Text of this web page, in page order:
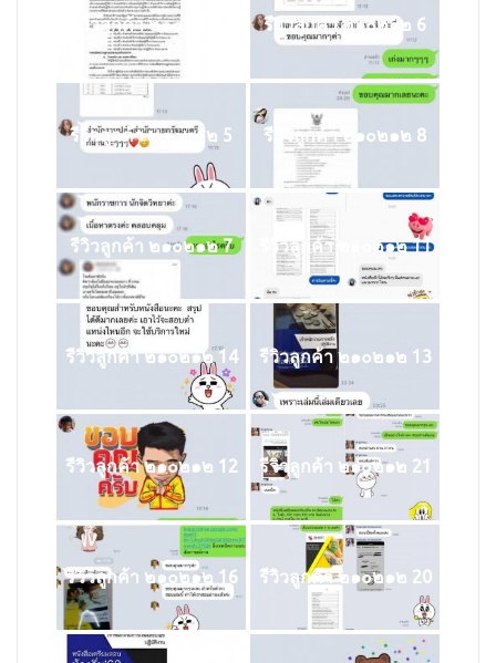
รีวิวลูกค้า ๒๑๐๒๑๒ 2 รีวิวลูกค้า ๒๑๐๒๑๒ 6
รีวิวลูกค้า ๒๑๐๒๑๒ 5 รีวิวลูกค้า ๒๑๐๒๑๒ 8
รีวิวลูกค้า ๒๑๐๒๑๒ 7 รีวิวลูกค้า ๒๑๐๒๑๒ 11
รีวิวลูกค้า ๒๑๐๒๑๒ 14 รีวิวลูกค้า ๒๑๐๒๑๒ 13
รีวิวลูกค้า ๒๑๐๒๑๒ 12 รีวิวลูกค้า ๒๑๐๒๑๒ 21
รีวิวลูกค้า ๒๑๐๒๑๒ 16 รีวิวลูกค้า ๒๑๐๒๑๒ 20